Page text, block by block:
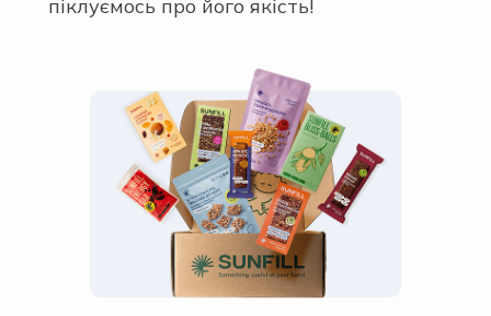
піклуємось про його якість!